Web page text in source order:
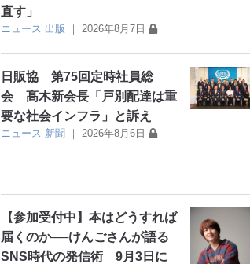
直す」
ニュース 出版 ｜ 2026年8月7日
日販協 第75回定時社員総
会 髙木新会長「戸別配達は重
要な社会インフラ」と訴え
ニュース 新聞 ｜ 2026年8月6日
【参加受付中】本はどうすれば
届くのか──けんごさんが語る
SNS時代の発信術 9月3日に